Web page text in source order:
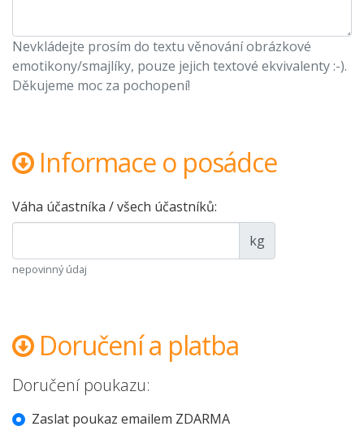
Nevkládejte prosím do textu věnování obrázkové
emotikony/smajlíky, pouze jejich textové ekvivalenty :-).
Děkujeme moc za pochopení!
Informace o posádce
Váha účastníka / všech účastníků:
kg
nepovinný údaj
Doručení a platba
Doručení poukazu:
Zaslat poukaz emailem ZDARMA